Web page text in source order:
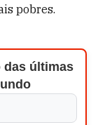
pobres.
das últimas